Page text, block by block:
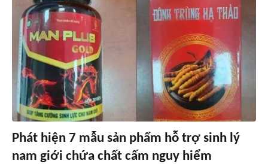
Phát hiện 7 mẫu sản phẩm hỗ trợ sinh lý
nam giới chứa chất cấm nguy hiểm